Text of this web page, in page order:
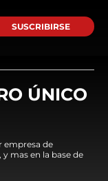
SUSCRIBIRSE
ÚNICO
empresa de
mas en la base de